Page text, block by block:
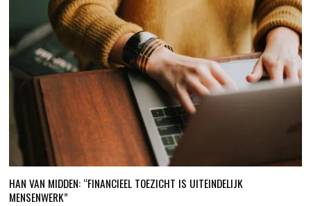
HAN VAN MIDDEN: “FINANCIEEL TOEZICHT IS UITEINDELIJK
MENSENWERK”